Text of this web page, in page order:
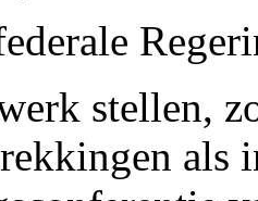
stellen,
als